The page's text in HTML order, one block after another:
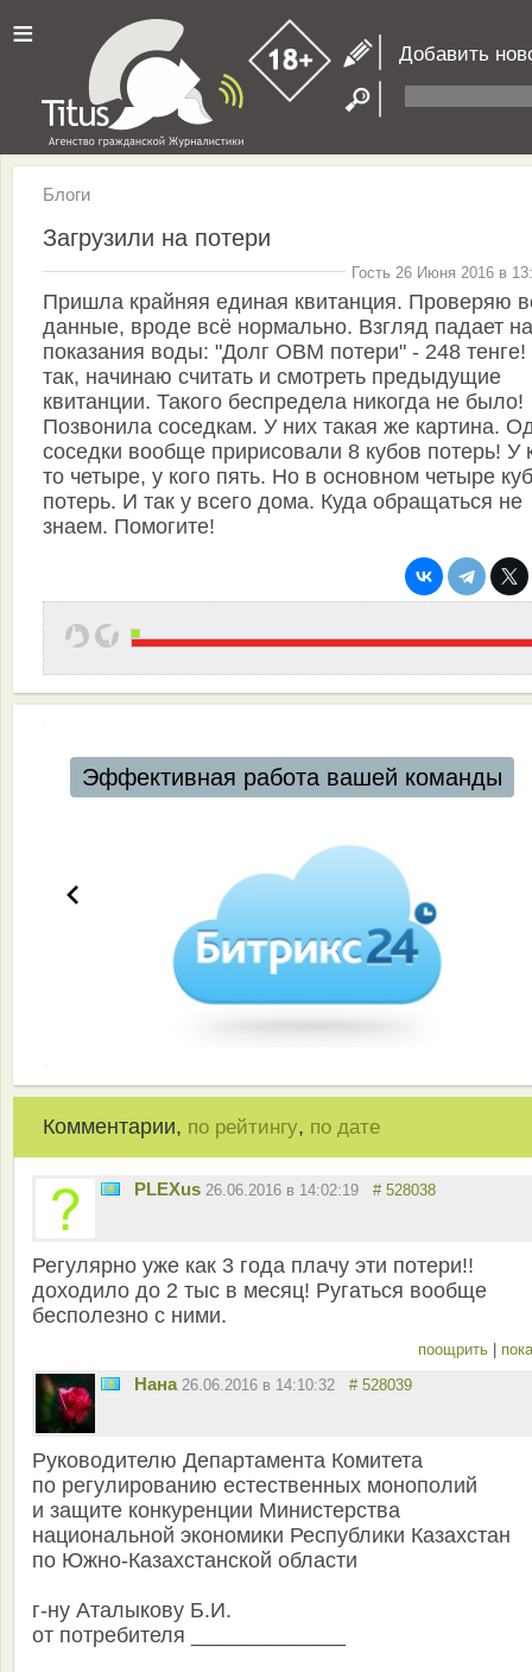
≡ Добавить
Блоги
Загрузили на потери
Гость 26 Июня 2016 в
Пришла крайняя единая квитанция. Проверяю
данные, вроде всё нормально. Взгляд падает на
показания воды: "Долг ОВМ потери" - 248 тенге!
так, начинаю считать и смотреть предыдущие
квитанции. Такого беспредела никогда не было!
Позвонила соседкам. У них такая же картина.
соседки вообще пририсовали 8 кубов потерь! У
то четыре, у кого пять. Но в основном четыре
потерь. И так у всего дома. Куда обращаться не
знаем. Помогите!
Эффективная работа вашей команды
Комментарии, по рейтингу, по дате
PLEXus 26.06.2016 в 14:02:19 # 528038
Регулярно уже как 3 года плачу эти потери!!
доходило до 2 тыс в месяц! Ругаться вообще
бесполезно с ними.
поощрить
Нана 26.06.2016 в 14:10:32 # 528039
Руководителю Департамента Комитета
по регулированию естественных монополий
и защите конкуренции Министерства
национальной экономики Республики Казахстан
по Южно-Казахстанской области
г-ну Аталыкову Б.И.
от потребителя _____________